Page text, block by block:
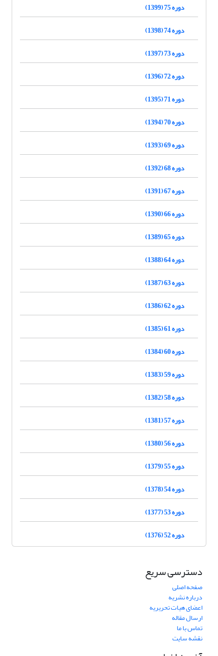
دوره 75 (1399)
دوره 74 (1398)
دوره 73 (1397)
دوره 72 (1396)
دوره 71 (1395)
دوره 70 (1394)
دوره 69 (1393)
دوره 68 (1392)
دوره 67 (1391)
دوره 66 (1390)
دوره 65 (1389)
دوره 64 (1388)
دوره 63 (1387)
دوره 62 (1386)
دوره 61 (1385)
دوره 60 (1384)
دوره 59 (1383)
دوره 58 (1382)
دوره 57 (1381)
دوره 56 (1380)
دوره 55 (1379)
دوره 54 (1378)
دوره 53 (1377)
دوره 52 (1376)
دسترسی سریع
صفحه اصلی
درباره نشریه
اعضای هیات تحریریه
ارسال مقاله
تماس با ما
نقشه سایت